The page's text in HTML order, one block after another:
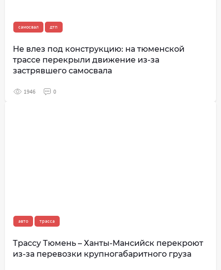
самосвал дтп
Не влез под конструкцию: на тюменской
трассе перекрыли движение из-за
застрявшего самосвала
1946 0
авто трасса
Трассу Тюмень – Ханты-Мансийск перекроют
из-за перевозки крупногабаритного груза